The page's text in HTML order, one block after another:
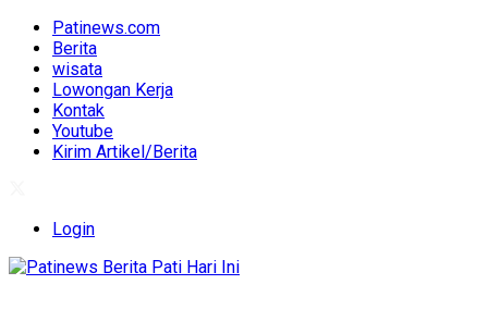
Patinews.com
Berita
wisata
Lowongan Kerja
Kontak
Youtube
Kirim Artikel/Berita
Login